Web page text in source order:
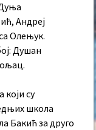
Андреј
Олењук.
Душан
су
школа
Бакић за друго